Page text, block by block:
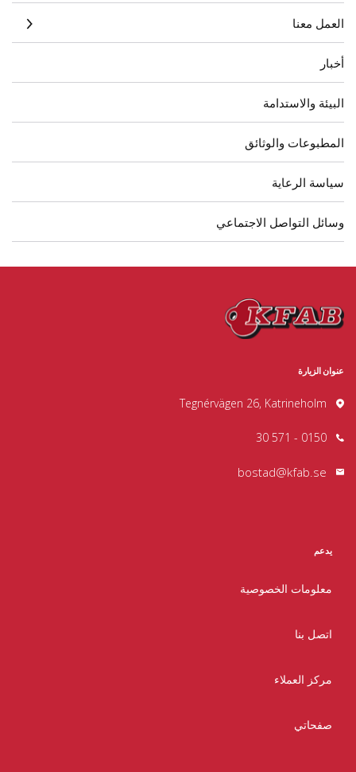
العمل معنا
أخبار
البيئة والاستدامة
المطبوعات والوثائق
سياسة الرعاية
وسائل التواصل الاجتماعي
عنوان الزيارة
Tegnérvägen 26, Katrineholm
0150 - 571 30
bostad@kfab.se
يدعم
معلومات الخصوصية
اتصل بنا
مركز العملاء
صفحاتي